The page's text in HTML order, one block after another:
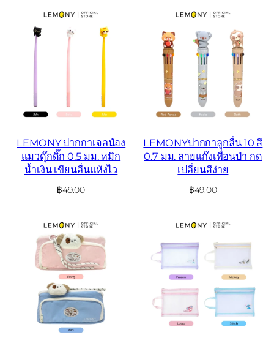
LEMONY ปากกาเจลน้อง
แมวดุ๊กดิ๊ก 0.5 มม. หมึก
น้ำเงิน เขียนลื่นแห้งไว
฿49.00
LEMONYปากกาลูกลื่น 10 สี
0.7 มม. ลายแก๊งเพื่อนป่า กด
เปลี่ยนสีง่าย
฿49.00